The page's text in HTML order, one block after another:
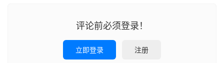
评论前必须登录！
立即登录 注册